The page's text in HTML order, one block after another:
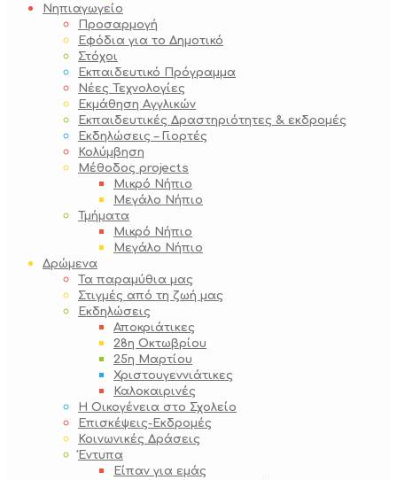
Νηπιαγωγείο
Προσαρμογή
Εφόδια για το Δημοτικό
Στόχοι
Εκπαιδευτικό Πρόγραμμα
Νέες Τεχνολογίες
Εκμάθηση Αγγλικών
Εκπαιδευτικές Δραστηριότητες & εκδρομές
Εκδηλώσεις – Γιορτές
Κολύμβηση
Μέθοδος projects
Μικρό Νήπιο
Μεγάλο Νήπιο
Τμήματα
Μικρό Νήπιο
Μεγάλο Νήπιο
Δρώμενα
Τα παραμύθια μας
Στιγμές από τη ζωή μας
Εκδηλώσεις
Αποκριάτικες
28η Οκτωβρίου
25η Μαρτίου
Χριστουγεννιάτικες
Καλοκαιρινές
Η Οικογένεια στο Σχολείο
Επισκέψεις-Εκδρομές
Κοινωνικές Δράσεις
Έντυπα
Είπαν για εμάς